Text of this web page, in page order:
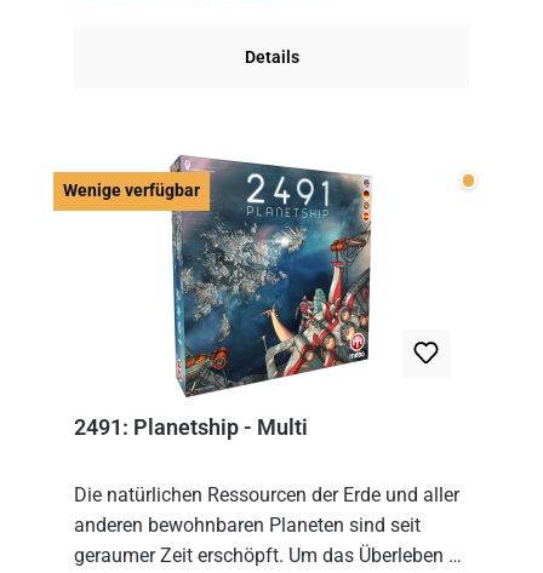
Details
Wenige verfügbar Wenige
2491: Planetship - Multi
Die natürlichen Ressourcen der Erde und aller
anderen bewohnbaren Planeten sind seit
geraumer Zeit erschöpft. Um das Überleben zu